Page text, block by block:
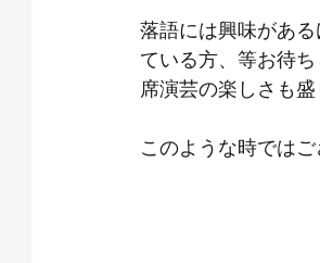
落語には興味があ
ている方、等お待
席演芸の楽しさも
このような時では